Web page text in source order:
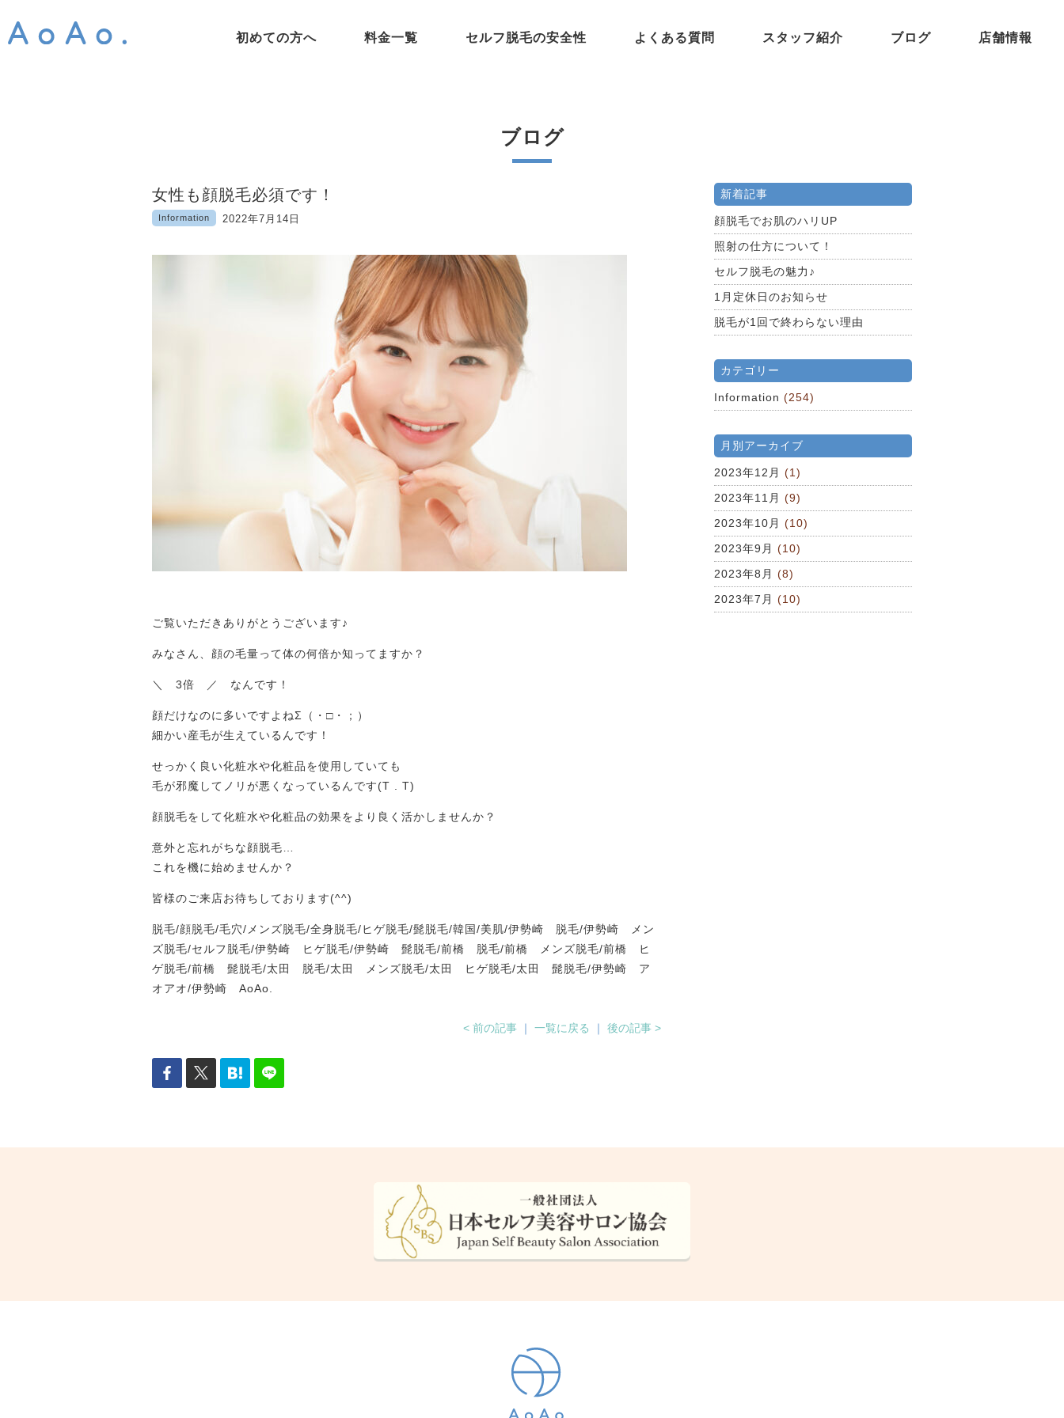
初めての方へ 料金一覧 セルフ脱毛の安全性 よくある質問 スタッフ紹介 ブログ 店舗情報
ブログ
女性も顔脱毛必須です！
2022年7月14日
Information
ご覧いただきありがとうございます♪
みなさん、顔の毛量って体の何倍か知ってますか？
＼ 3倍 ／ なんです！
顔だけなのに多いですよねΣ（・□・；）
細かい産毛が生えているんです！
せっかく良い化粧水や化粧品を使用していても
毛が邪魔してノリが悪くなっているんです(T . T)
顔脱毛をして化粧水や化粧品の効果をより良く活かしませんか？
意外と忘れがちな顔脱毛…
これを機に始めませんか？
皆様のご来店お待ちしております(^^)
脱毛/顔脱毛/毛穴/メンズ脱毛/全身脱毛/ヒゲ脱毛/髭脱毛/韓国/美肌/伊勢崎 脱毛/伊勢崎 メン
ズ脱毛/セルフ脱毛/伊勢崎 ヒゲ脱毛/伊勢崎 髭脱毛/前橋 脱毛/前橋 メンズ脱毛/前橋 ヒ
ゲ脱毛/前橋 髭脱毛/太田 脱毛/太田 メンズ脱毛/太田 ヒゲ脱毛/太田 髭脱毛/伊勢崎 ア
オアオ/伊勢崎 AoAo.
< 前の記事 ｜一覧に戻る ｜後の記事 >
新着記事
顔脱毛でお肌のハリUP
照射の仕方について！
セルフ脱毛の魅力♪
1月定休日のお知らせ
脱毛が1回で終わらない理由
カテゴリー
Information (254)
月別アーカイブ
2023年12月 (1)
2023年11月 (9)
2023年10月 (10)
2023年9月 (10)
2023年8月 (8)
2023年7月 (10)